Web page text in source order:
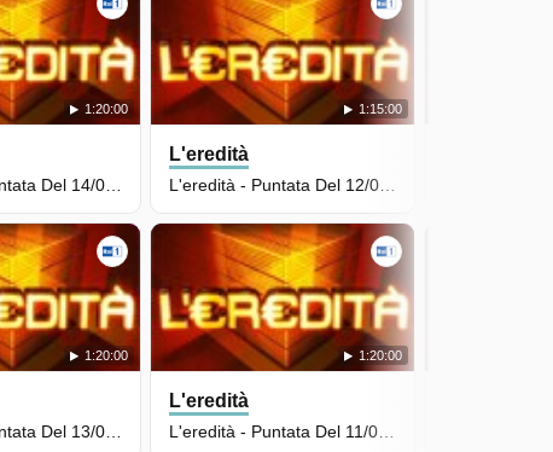
1:20:00
1:20:00
1:15:00
L'eredità
1:20:00
L'eredità